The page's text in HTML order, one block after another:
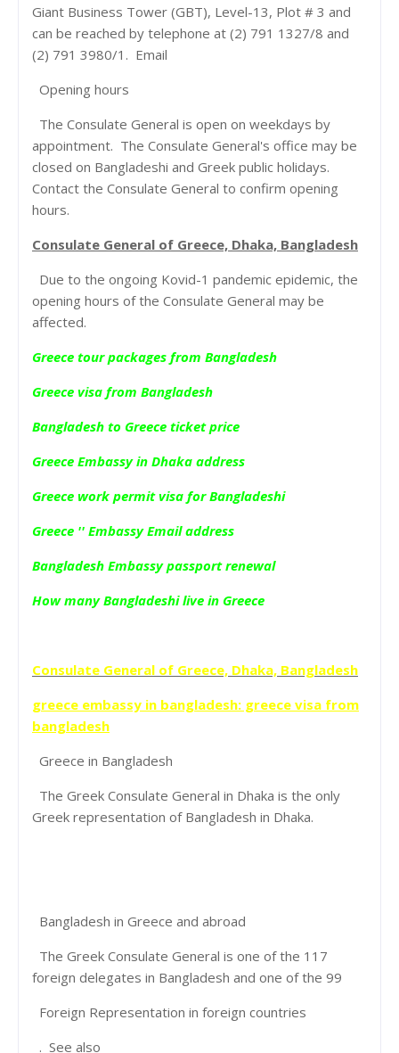
Giant Business Tower (GBT), Level-13, Plot # 3 and
can be reached by telephone at (2) 791 1327/8 and
(2) 791 3980/1. Email
Opening hours
The Consulate General is open on weekdays by
appointment. The Consulate General's office may be
closed on Bangladeshi and Greek public holidays.
Contact the Consulate General to confirm opening
hours.
Consulate General of Greece, Dhaka, Bangladesh
Due to the ongoing Kovid-1 pandemic epidemic, the
opening hours of the Consulate General may be
affected.
Greece tour packages from Bangladesh
Greece visa from Bangladesh
Bangladesh to Greece ticket price
Greece Embassy in Dhaka address
Greece work permit visa for Bangladeshi
Greece '' Embassy Email address
Bangladesh Embassy passport renewal
How many Bangladeshi live in Greece
Consulate General of Greece, Dhaka, Bangladesh
greece embassy in bangladesh: greece visa from
bangladesh
Greece in Bangladesh
The Greek Consulate General in Dhaka is the only
Greek representation of Bangladesh in Dhaka.
Bangladesh in Greece and abroad
The Greek Consulate General is one of the 117
foreign delegates in Bangladesh and one of the 99
Foreign Representation in foreign countries
. See also